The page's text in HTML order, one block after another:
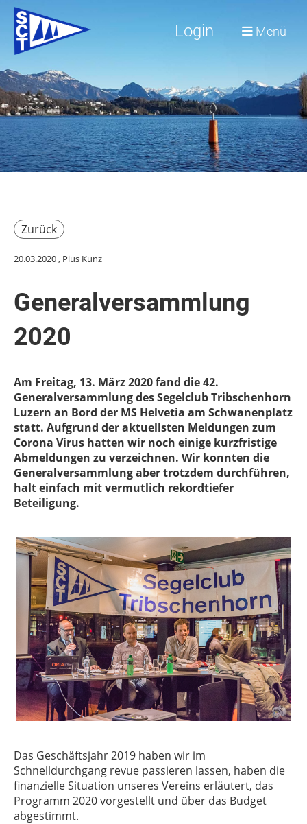
Login Menü
Zurück
20.03.2020, Pius Kunz
Generalversammlung
2020
Am Freitag, 13. März 2020 fand die 42.
Generalversammlung des Segelclub Tribschenhorn
Luzern an Bord der MS Helvetia am Schwanenplatz
statt. Aufgrund der aktuellsten Meldungen zum
Corona Virus hatten wir noch einige kurzfristige
Abmeldungen zu verzeichnen. Wir konnten die
Generalversammlung aber trotzdem durchführen,
halt einfach mit vermutlich rekordtiefer
Beteiligung.
Das Geschäftsjahr 2019 haben wir im
Schnelldurchgang revue passieren lassen, haben die
finanzielle Situation unseres Vereins erläutert, das
Programm 2020 vorgestellt und über das Budget
abgestimmt.